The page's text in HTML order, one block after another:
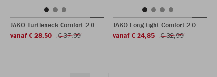
JAKO Turtleneck Comfort 2.0
vanaf € 28,50
€ 37,99
JAKO Long tight Comfort 2.0
vanaf € 24,85
€ 32,99